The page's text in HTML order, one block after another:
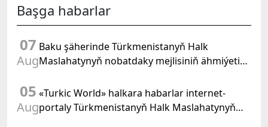
Başga habarlar
07
Aug
Baku şäherinde Türkmenistanyň Halk
Maslahatynyň nobatdaky mejlisiniň ähmiýetine
Kararnamasyna bagyşlanan maslahat geçirildi
05
Aug
«Turkic World» halkara habarlar internet-
portaly Türkmenistanyň Halk Maslahatynyň